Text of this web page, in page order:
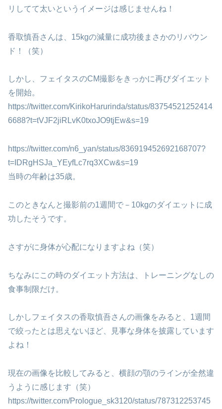
リしてて太いというイメージは感じませんね！
香取慎吾さんは、15kgの減量に成功後まさかのリバウン
ド！（笑）
しかし、フェイタスのCM撮影をきっかに再びダイエット
を開始。
https://twitter.com/KirikoHarurinda/status/83754521252414
6688?t=tVJF2jiRLvK0txoJO9tjEw&s=19
https://twitter.com/n6_yan/status/836919452692168707?
t=IDRgHSJa_YEyfLc7rq3XCw&s=19
当時の年齢は35歳。
このときなんと撮影前の1週間で－10kgのダイエットに成
功したそうです。
さすがに身体が心配になりますよね（笑）
ちなみにこの時のダイエット方法は、トレーニングなしの
食事制限だけ。
しかしフェイタスの香取慎吾さんの画像をみると、1週間
で絞ったとは思えないほど、見事な身体を披露しています
よね！
現在の画像を比較してみると、横顔の顎のラインが全然違
うように感じます（笑）
https://twitter.com/Prologue_sk3120/status/787312253745